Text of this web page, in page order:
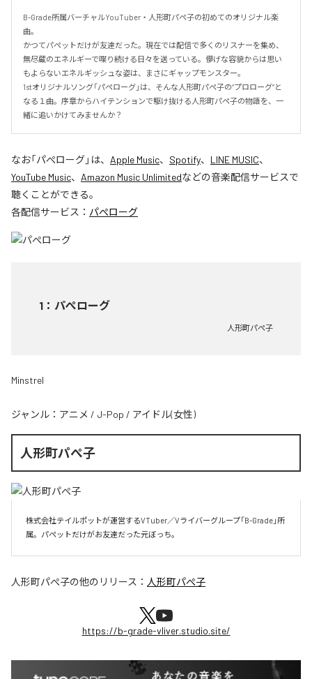
B-Grade所属バーチャルYouTuber・人形町パペ子の初めてのオリジナル楽
曲。
かつてパペットだけが友達だった。現在では配信で多くのリスナーを集め、
無尽蔵のエネルギーで喋り続ける日々を送っている。儚げな容貌からは思い
もよらないエネルギッシュな姿は、まさにギャップモンスター。
1stオリジナルソング「パペローグ」は、そんな人形町パペ子の“プロローグ”と
なる１曲。序章からハイテンションで駆け抜ける人形町パペ子の物語を、一
緒に追いかけてみませんか？
なお「パぺローグ」は、 Apple Music、 Spotify、 LINE MUSIC、
YouTube Music、 Amazon Music Unlimitedなどの音楽配信サービスで
聴くことができる。
各配信サービス： パぺローグ
1 ： パぺローグ
人形町パぺ子
Minstrel
ジャンル： アニメ / J-Pop / アイドル(女性)
人形町パぺ子
株式会社テイルポットが運営するVTuber／Vライバーグループ「B-Grade」所
属。パペットだけがお友達だった元ぼっち。
人形町パぺ子の他のリリース： 人形町パぺ子
https://b-grade-vliver.studio.site/